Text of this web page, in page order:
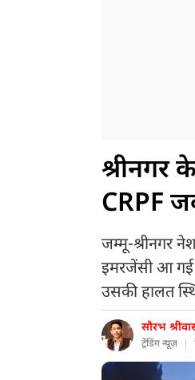
श्रीनगर
CRPF
जम्मू-श्रीनगर
इमरजेंसी आ गई
उसकी हालत
सौरभ
ट्रेंडिंग न्यूज़